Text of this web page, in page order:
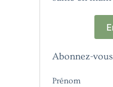
Abonnez-
Prénom